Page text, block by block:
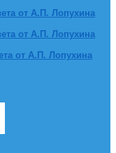
от А.П. Лопухина
от А.П. Лопухина
от А.П. Лопухина